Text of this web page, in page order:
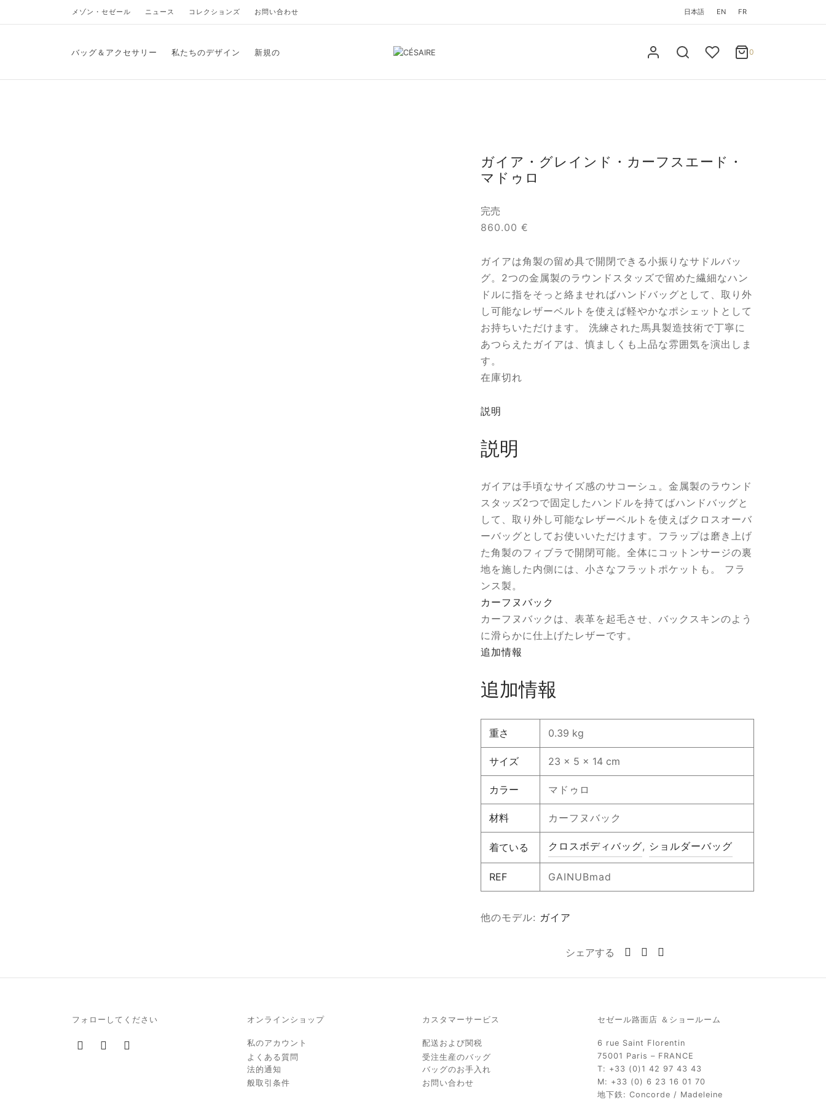
メゾン・セゼール ニュース コレクションズ お問い合わせ 日本語 EN FR
バッグ＆アクセサリー 私たちのデザイン 新規の 0
ガイア・グレインド・カーフスエード・
マドゥロ
完売
860.00 €
ガイアは角製の留め具で開閉できる小振りなサドルバッ
グ。2つの金属製のラウンドスタッズで留めた繊細なハン
ドルに指をそっと絡ませればハンドバッグとして、取り外
し可能なレザーベルトを使えば軽やかなポシェットとして
お持ちいただけます。 洗練された馬具製造技術で丁寧に
あつらえたガイアは、慎ましくも上品な雰囲気を演出しま
す。
在庫切れ
説明
説明
ガイアは手頃なサイズ感のサコーシュ。金属製のラウンド
スタッズ2つで固定したハンドルを持てばハンドバッグと
して、取り外し可能なレザーベルトを使えばクロスオーバ
ーバッグとしてお使いいただけます。フラップは磨き上げ
た角製のフィブラで開閉可能。全体にコットンサージの裏
地を施した内側には、小さなフラットポケットも。 フラ
ンス製。
カーフヌバック
カーフヌバックは、表革を起毛させ、バックスキンのよう
に滑らかに仕上げたレザーです。
追加情報
追加情報
重さ 0.39 kg
サイズ 23 × 5 × 14 cm
カラー マドゥロ
材料 カーフヌバック
着ている クロスボディバッグ, ショルダーバッグ
REF GAINUBmad
他のモデル: ガイア
シェアする
フォローしてください オンラインショップ
私のアカウント
よくある質問
法的通知
般取引条件
カスタマーサービス
配送および関税
受注生産のバッグ
バッグのお手入れ
お問い合わせ
セゼール路面店 ＆ショールーム
6 rue Saint Florentin
75001 Paris – FRANCE
T: +33 (0)1 42 97 43 43
M: +33 (0) 6 23 16 01 70
地下鉄: Concorde / Madeleine
カート